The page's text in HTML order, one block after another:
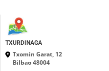
TXURDINAGA
Txomin Garat, 12
Bilbao 48004